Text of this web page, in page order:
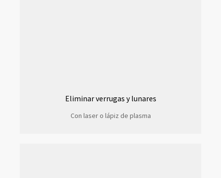
Eliminar verrugas y lunares
Con laser o lápiz de plasma